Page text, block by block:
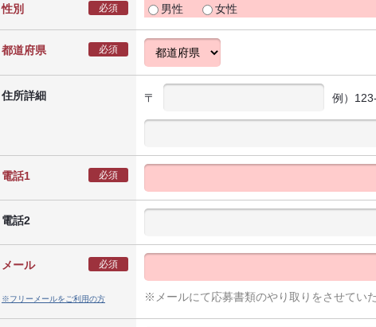
性別 必須 男性 女性
都道府県 必須
住所詳細 〒 例）
電話1 必須
電話2
メール 必須
※フリーメールをご利用の方 ※メールにて応募書類のやり取りをさせてい